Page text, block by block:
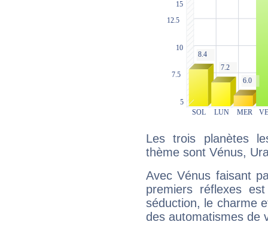
Les trois planètes
thème sont Vénus,
Avec Vénus faisant
premiers réflexes
séduction, le charme
des automatismes de